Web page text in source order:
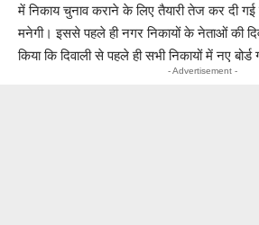
में निकाय चुनाव कराने के लिए तैयारी तेज कर दी
मनेगी। इससे पहले ही नगर निकायों के नेताओं की
किया कि दिवाली से पहले ही सभी निकायों में नए
- Advertisement -